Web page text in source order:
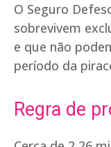
O Seguro
sobrevivem
e que não
período da
Regra de